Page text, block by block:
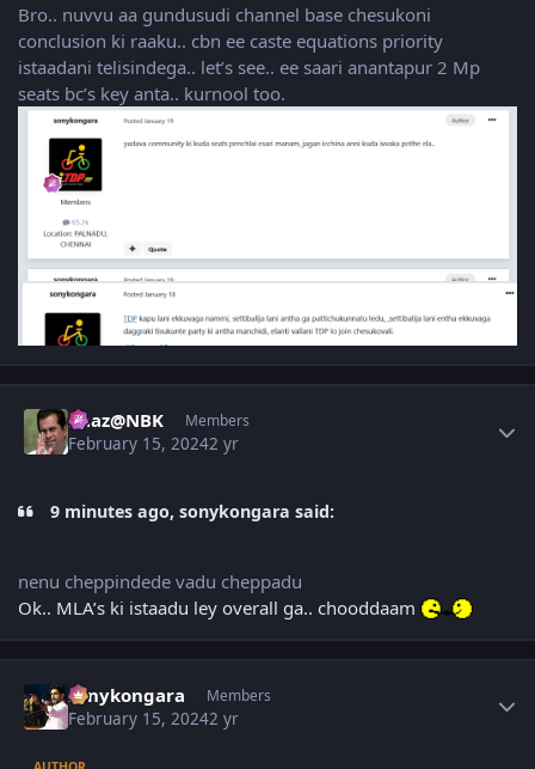
Bro.. nuvvu aa gundusudi channel base chesukoni
conclusion ki raaku.. cbn ee caste equations priority
istaadani telisindega.. let’s see.. ee saari anantapur 2 Mp
seats bc’s key anta.. kurnool too.
Raaz@NBK Members
February 15, 20242 yr
9 minutes ago, sonykongara said:
nenu cheppindede vadu cheppadu
Ok.. MLA’s ki istaadu ley overall ga.. chooddaam
sonykongara Members
February 15, 20242 yr